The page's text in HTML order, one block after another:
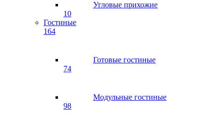
Угловые прихожие
10
Гостиные
164
Готовые гостиные
74
Модульные гостиные
98